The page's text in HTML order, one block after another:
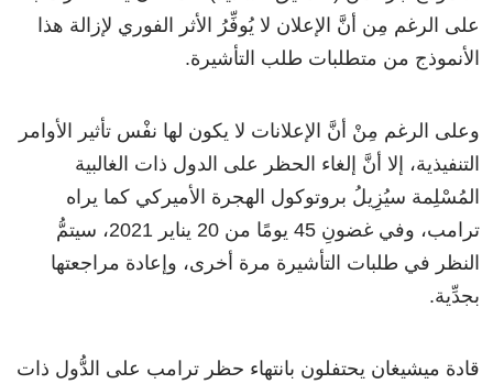
على الرغم مِن أنَّ الإعلان لا يُوفِّرُ الأثر الفوري لإزالة هذا
الأنموذج من متطلبات طلب التأشيرة.
وعلى الرغم مِنْ أنَّ الإعلانات لا يكون لها نفْس تأثير الأوامر
التنفيذية، إلا أنَّ إلغاء الحظر على الدول ذات الغالبية
المُسْلِمة سيُزِيلُ بروتوكول الهجرة الأميركي كما يراه
ترامب، وفي غضونِ 45 يومًا من 20 يناير 2021، سيتمُّ
النظر في طلبات التأشيرة مرة أخرى، وإعادة مراجعتها
بجدِّية.
قادة ميشيغان يحتفلون بانتهاء حظر ترامب على الدُّول ذات